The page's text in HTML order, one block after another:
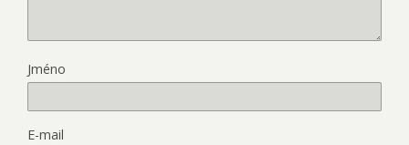
Jméno
E-mail